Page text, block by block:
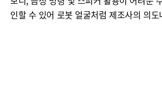
인할 수 있어 로봇 얼굴처럼 제조사의 의